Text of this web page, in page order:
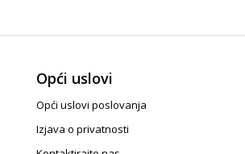
Opći uslovi
Opći uslovi poslovanja
Izjava o privatnosti